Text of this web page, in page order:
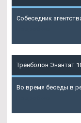
Собеседник
Тренболон Энантат
Во время беседы в